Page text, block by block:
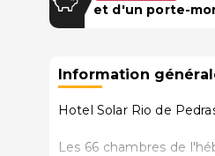
et d'un porte-
Information
Hotel Solar Rio de
Les 66 chambres de